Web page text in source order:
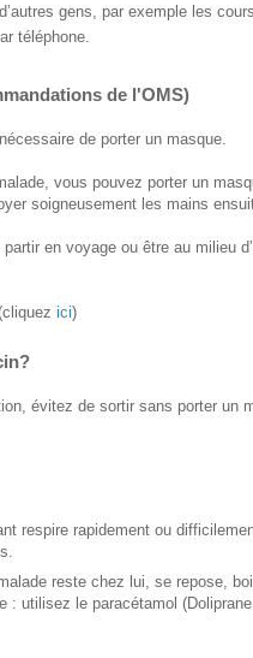
gens, par exemple les
téléphone.
de l'OMS)
de porter un masque.
vous pouvez porter un
soigneusement les mains
en voyage ou être au milieu
ici)
évitez de sortir sans porter un
respire rapidement ou
reste chez lui, se repose,
: utilisez le paracétamol